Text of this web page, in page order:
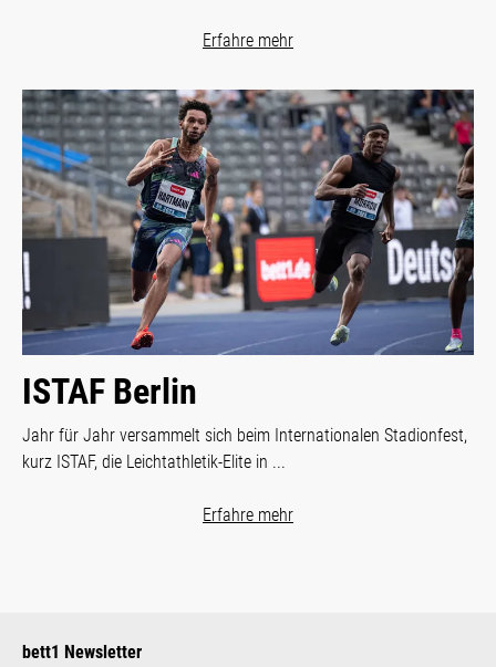
Erfahre mehr
ISTAF Berlin
Jahr für Jahr versammelt sich beim Internationalen Stadionfest,
kurz ISTAF, die Leichtathletik-Elite in ...
Erfahre mehr
bett1 Newsletter